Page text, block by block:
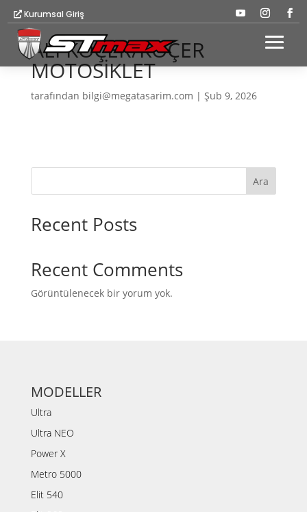
Kurumsal Giriş
ALİ KOÇER/KOÇER
MOTOSİKLET
tarafından bilgi@megatasarim.com | Şub 9, 2026
Ara
Recent Posts
Recent Comments
Görüntülenecek bir yorum yok.
MODELLER
Ultra
Ultra NEO
Power X
Metro 5000
Elit 540